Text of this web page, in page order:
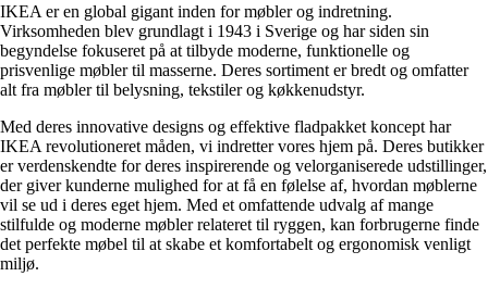
IKEA er en global gigant inden for møbler og indretning.
Virksomheden blev grundlagt i 1943 i Sverige og har siden sin
begyndelse fokuseret på at tilbyde moderne, funktionelle og
prisvenlige møbler til masserne. Deres sortiment er bredt og omfatter
alt fra møbler til belysning, tekstiler og køkkenudstyr.
Med deres innovative designs og effektive fladpakket koncept har
IKEA revolutioneret måden, vi indretter vores hjem på. Deres butikker
er verdenskendte for deres inspirerende og velorganiserede udstillinger,
der giver kunderne mulighed for at få en følelse af, hvordan møblerne
vil se ud i deres eget hjem. Med et omfattende udvalg af mange
stilfulde og moderne møbler relateret til ryggen, kan forbrugerne finde
det perfekte møbel til at skabe et komfortabelt og ergonomisk venligt
miljø.